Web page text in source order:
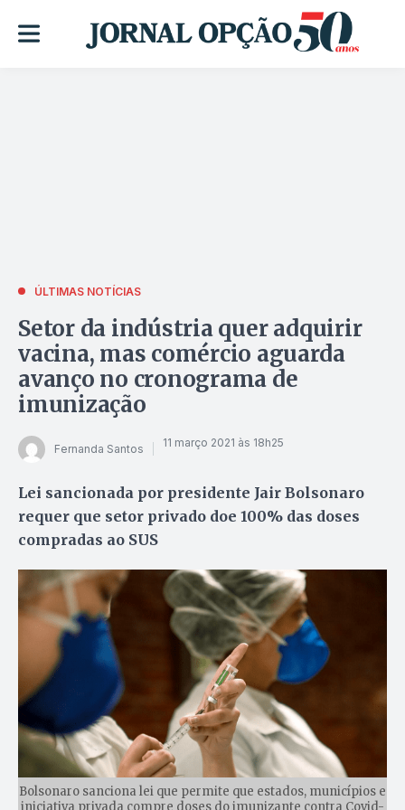
ÚLTIMAS NOTÍCIAS
Setor da indústria quer adquirir
vacina, mas comércio aguarda
avanço no cronograma de
imunização
Fernanda Santos 11 março 2021 às 18h25
Lei sancionada por presidente Jair Bolsonaro
requer que setor privado doe 100% das doses
compradas ao SUS
Bolsonaro sanciona lei que permite que estados, municípios e
iniciativa privada compre doses do imunizante contra Covid-